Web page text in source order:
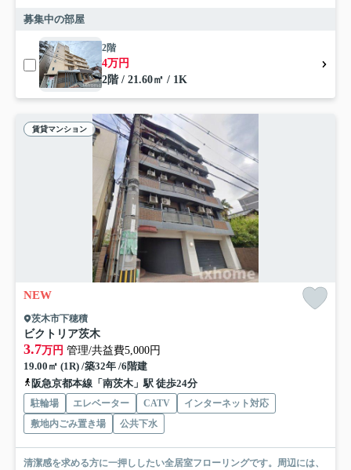
募集中の部屋
2階
4万円
2階 / 21.60㎡ / 1K
賃貸マンション
NEW
茨木市下穂積
ビクトリア茨木
3.7万円 管理/共益費5,000円
19.00㎡ (1R) /築32年 /6階建
阪急京都本線「南茨木」駅 徒歩24分
駐輪場 エレベーター CATV
インターネット対応
敷地内ごみ置き場
公共下水
清潔感を求める方に一押ししたい全居室フローリングです。周辺には、